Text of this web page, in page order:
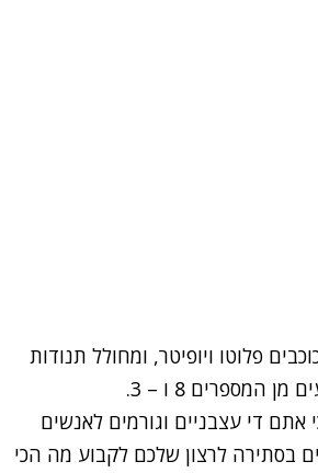
פלוטו ויופיטר, ומחולל תנודות
8 ו – 3.
אתם די עצבניים וגורמים לאנשים
בסתירה לרצון שלכם לקבוע מה הכי